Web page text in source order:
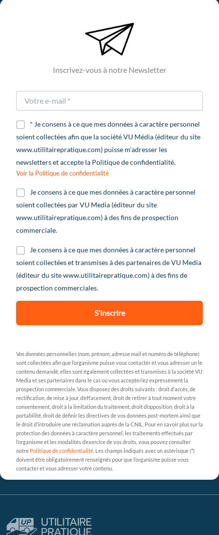
Inscrivez-vous à notre Newsletter
* Je consens à ce que mes données à caractère personnel
soient collectées afin que la société VU Média (éditeur du site
www.utilitairepratique.com) puisse m’adresser les
newsletters et accepte la Politique de confidentialité.
Voir la Politique de confidentialité
Je consens à ce que mes données à caractère personnel
soient collectées par VU Media (éditeur du site
www.utilitairepratique.com) à des fins de prospection
commerciale.
Je consens à ce que mes données à caractère personnel
soient collectées et transmises à des partenaires de VU Media
(éditeur du site www.utilitairepratique.com) à des fins de
prospection commerciales.
S'inscrire
Vos données personnelles (nom, prénom, adresse mail et numéro de téléphone)
sont collectées afin que l’organisme puisse vous contacter et vous adresser un le
contenu demandé, elles sont également collectées et transmises à la société VU
Media et ses partenaires dans le cas où vous accepteriez expressément la
prospection commerciale. Vous disposez des droits suivants : droit d’accès, de
rectification, de mise à jour, d’effacement, droit de retirer à tout moment votre
consentement, droit à la limitation du traitement, droit d’opposition, droit à la
portabilité, droit de définir les directives de vos données post-mortem ainsi que
le droit d’introduire une réclamation auprès de la CNIL. Pour en savoir plus sur la
protection des données à caractère personnel, les traitements effectués par
l’organisme et les modalités d’exercice de vos droits, vous pouvez consulter
notre Politique de confidentialité. Les champs indiqués avec un astérisque (*)
doivent être obligatoirement renseignés pour que l’organisme puisse vous
contacter et vous adresser votre contenu.